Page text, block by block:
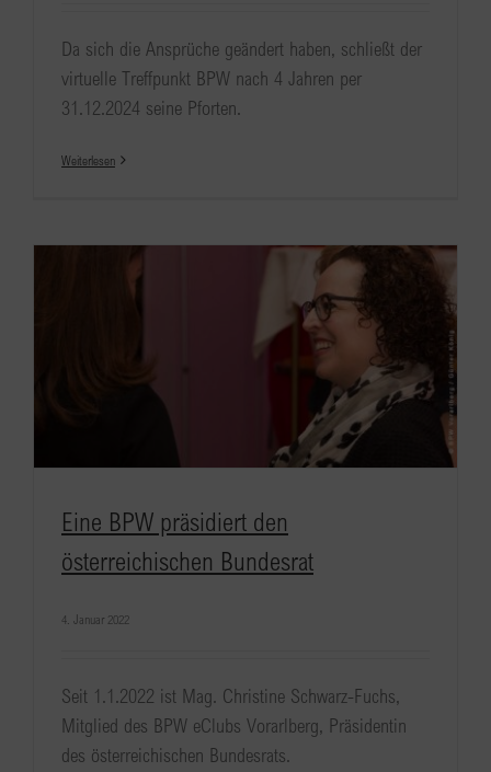
Da sich die Ansprüche geändert haben, schließt der
virtuelle Treffpunkt BPW nach 4 Jahren per
31.12.2024 seine Pforten.
Weiterlesen
Eine BPW präsidiert den
österreichischen Bundesrat
4. Januar 2022
Seit 1.1.2022 ist Mag. Christine Schwarz-Fuchs,
Mitglied des BPW eClubs Vorarlberg, Präsidentin
des österreichischen Bundesrats.